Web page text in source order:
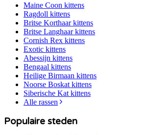
Maine Coon kittens
Ragdoll kittens
Britse Korthaarkittens
Britse Langhaarkittens
Cornish Rex kittens
Exotic kittens
Abessijn kittens
Bengaal kittens
Heilige Birmaan kittens
Noorse Boskat kittens
Siberische Kat kittens
Alle rassen
Populaire steden